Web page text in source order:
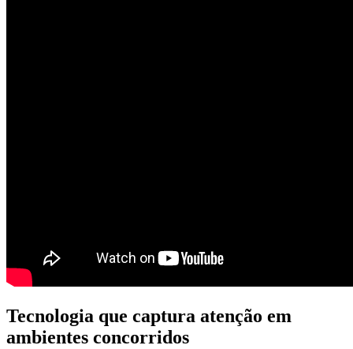
Tecnologia que captura atenção em
ambientes concorridos